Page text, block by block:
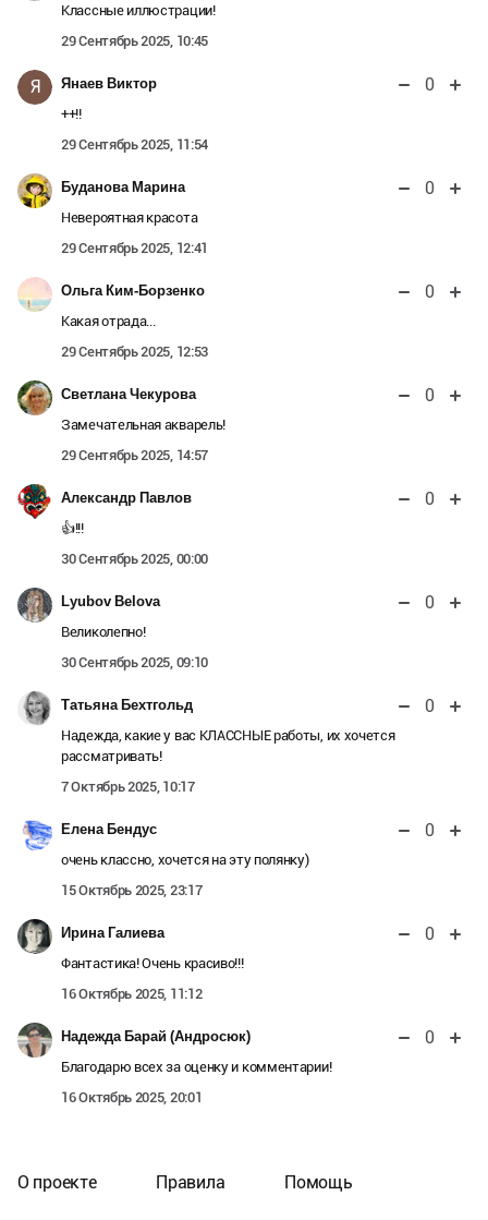
Классные иллюстрации!
29 Сентябрь 2025, 10:45
Я Янаев Виктор 0
++!!
29 Сентябрь 2025, 11:54
Буданова Марина 0
Невероятная красота
29 Сентябрь 2025, 12:41
Ольга Ким-Борзенко 0
Какая отрада...
29 Сентябрь 2025, 12:53
Светлана Чекурова 0
Замечательная акварель!
29 Сентябрь 2025, 14:57
Александр Павлов 0
👍!!!
30 Сентябрь 2025, 00:00
Lyubov Belova 0
Великолепно!
30 Сентябрь 2025, 09:10
Татьяна Бехтгольд 0
Надежда, какие у вас КЛАССНЫЕ работы, их хочется
рассматривать!
7 Октябрь 2025, 10:17
Елена Бендус 0
очень классно, хочется на эту полянку)
15 Октябрь 2025, 23:17
Ирина Галиева 0
Фантастика! Очень красиво!!!
16 Октябрь 2025, 11:12
Надежда Барай (Андросюк) 0
Благодарю всех за оценку и комментарии!
16 Октябрь 2025, 20:01
О проекте Правила Помощь